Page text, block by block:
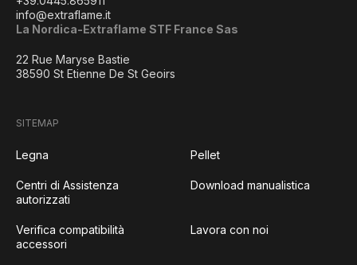
info@extraflame.it
La Nordica-Extraflame STF France Sas
22 Rue Maryse Bastie
38590 St Etienne De St Geoirs
SITEMAP
Legna Pellet
Centri di Assistenza
autorizzati
Download manualistica
Verifica compatibilità
accessori
Lavora con noi